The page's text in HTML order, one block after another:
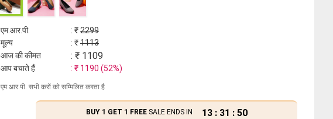
एम.आर.पी. : ₹2299
मूल्य
: ₹1113
आज की कीमत
: ₹ 1109
आप बचाते हैं : ₹ 1190 (52%)
एम.आर.पी. सभी करों को सम्मिलित करता है
BUY 1 GET 1 FREESALE ENDS IN 13 : 31 : 49